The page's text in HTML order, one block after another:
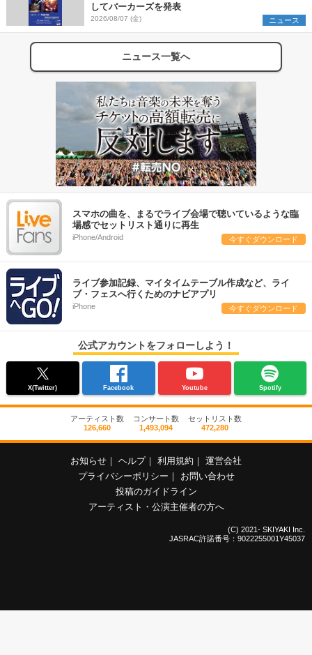
してパーカーズを発表
2026/08/07 (金) ニュース
ニュース一覧へ
スマホの曲を、まるでライブ会場で聴いているような臨
場感でセットリスト通りに再生
iPhone/Android 今すぐダウンロード
ライブ参加記録、マイタイムテーブル作成など、ライ
ブ・フェスへ行くためのナビアプリ
iPhone 今すぐダウンロード
公式アカウントをフォローしよう！
X(Twitter) Facebook Youtube Spotify
アーティスト数
126,660
コンサート数
1,493,094
セットリスト数
472,280
お知らせ ｜ ヘルプ｜ 利用規約 ｜ 運営会社
プライバシーポリシー ｜
お問い合わせ
投稿のガイドライン
アーティスト・公演主催者の方へ
(C) 2021- SKIYAKI Inc.
JASRAC許諾番号：9022255001Y45037